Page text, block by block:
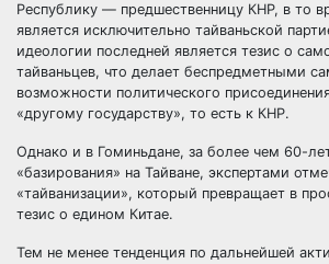
Республику — предшественницу КНР, в то
является исключительно тайваньской
идеологии последней является тезис о
тайваньцев, что делает беспредметными
возможности политического
«другому государству», то есть к КНР.
Однако и в Гоминьдане, за более чем 60-
«базирования» на Тайване, экспертами
«тайванизации», который превращает в
тезис о едином Китае.
Тем не менее тенденция по дальнейшей